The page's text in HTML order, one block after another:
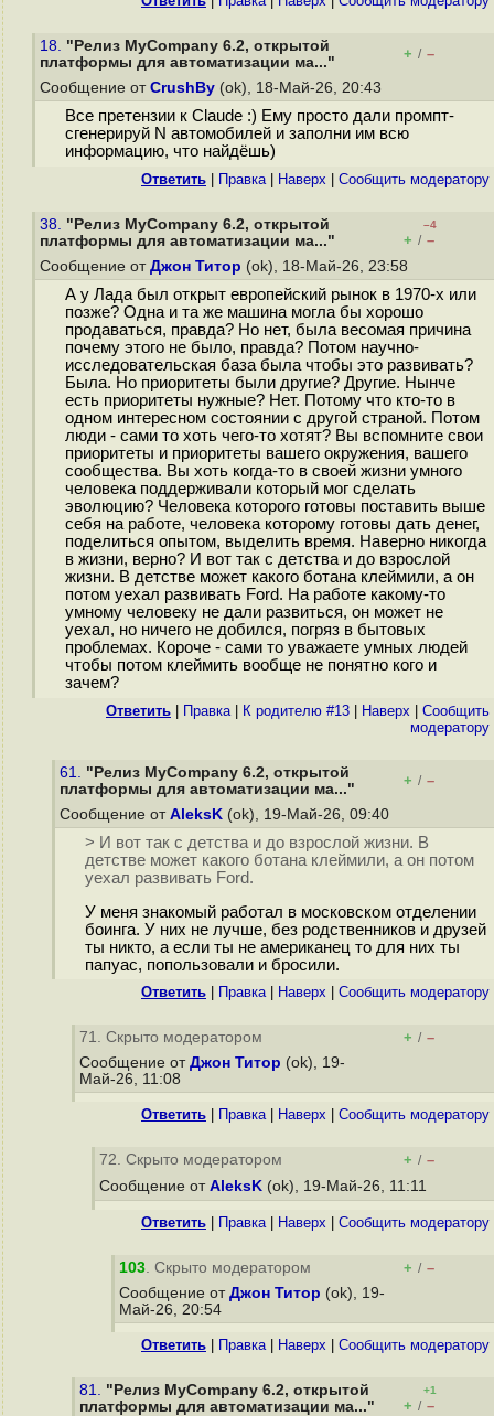
18. "Релиз MyCompany 6.2, открытой
платформы для автоматизации ма..."
+ / –
Сообщение от CrushBy (ok), 18-Май-26, 20:43
Все претензии к Claude :) Ему просто дали промпт-
сгенерируй N автомобилей и заполни им всю
информацию, что найдёшь)
Ответить Правка| Наверх Cообщить модератору
38. "Релиз MyCompany 6.2, открытой
платформы для автоматизации ма..."
–4
+ / –
Сообщение от Джон Титор (ok), 18-Май-26, 23:58
А у Лада был открыт европейский рынок в 1970-х или
позже? Одна и та же машина могла бы хорошо
продаваться, правда? Но нет, была весомая причина
почему этого не было, правда? Потом научно-
исследовательская база была чтобы это развивать?
Была. Но приоритеты были другие? Другие. Нынче
есть приоритеты нужные? Нет. Потому что кто-то в
одном интересном состоянии с другой страной. Потом
люди - сами то хоть чего-то хотят? Вы вспомните свои
приоритеты и приоритеты вашего окружения, вашего
сообщества. Вы хоть когда-то в своей жизни умного
человека поддерживали который мог сделать
эволюцию? Человека которого готовы поставить выше
себя на работе, человека которому готовы дать денег,
поделиться опытом, выделить время. Наверно никогда
в жизни, верно? И вот так с детства и до взрослой
жизни. В детстве может какого ботана клеймили, а он
потом уехал развивать Ford. На работе какому-то
умному человеку не дали развиться, он может не
уехал, но ничего не добился, погряз в бытовых
проблемах. Короче - сами то уважаете умных людей
чтобы потом клеймить вообще не понятно кого и
зачем?
Ответить Правка| К родителю #13 Наверх
Cообщить
модератору
61. "Релиз MyCompany 6.2, открытой
платформы для автоматизации ма..."
+ / –
Сообщение от AleksK (ok), 19-Май-26, 09:40
> И вот так с детства и до взрослой жизни. В
детстве может какого ботана клеймили, а он потом
уехал развивать Ford.
У меня знакомый работал в московском отделении
боинга. У них не лучше, без родственников и друзей
ты никто, а если ты не американец то для них ты
папуас, попользовали и бросили.
Ответить Правка| Наверх Cообщить модератору
71. Скрыто модератором + / –
Сообщение от Джон Титор (ok), 19-
Май-26, 11:08
Ответить Правка| Наверх Cообщить модератору
72. Скрыто модератором + / –
Сообщение от AleksK (ok), 19-Май-26, 11:11
Ответить Правка| Наверх Cообщить модератору
103. Скрыто модератором + / –
Сообщение от Джон Титор (ok), 19-
Май-26, 20:54
Ответить Правка| Наверх Cообщить модератору
81. "Релиз MyCompany 6.2, открытой
платформы для автоматизации ма..."
+1
+ / –